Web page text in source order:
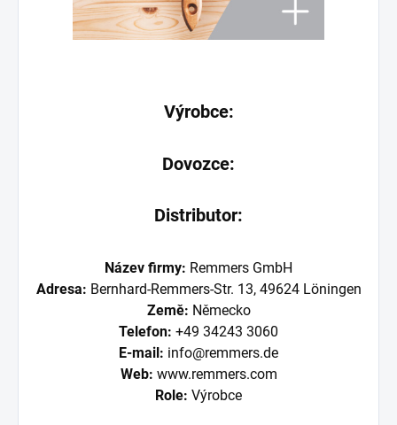
Výrobce:
Dovozce:
Distributor:
Název firmy: Remmers GmbH
Adresa: Bernhard-Remmers-Str. 13, 49624 Löningen
Země: Německo
Telefon: +49 34243 3060
E-mail: info@remmers.de
Web: www.remmers.com
Role: Výrobce